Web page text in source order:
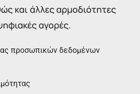
και άλλες αρμοδιότητες
αγορές.
προσωπικών δεδομένων